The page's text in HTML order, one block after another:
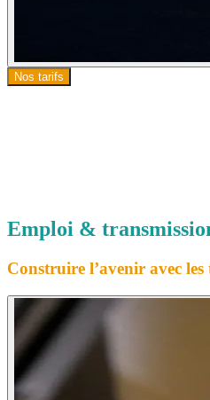
Nos tarifs
Emploi &
Construire l’avenir avec